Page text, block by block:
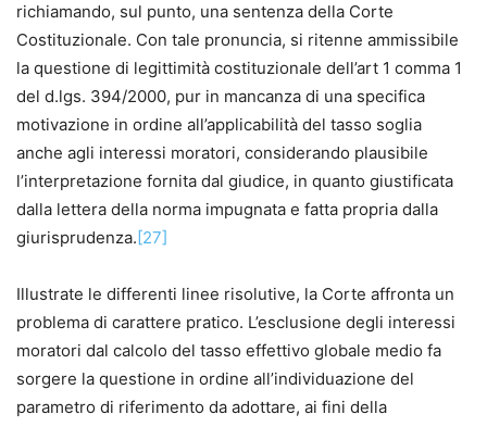
richiamando, sul punto, una sentenza della Corte
Costituzionale. Con tale pronuncia, si ritenne ammissibile
la questione di legittimità costituzionale dell’art 1 comma 1
del d.lgs. 394/2000, pur in mancanza di una specifica
motivazione in ordine all’applicabilità del tasso soglia
anche agli interessi moratori, considerando plausibile
l’interpretazione fornita dal giudice, in quanto giustificata
dalla lettera della norma impugnata e fatta propria dalla
giurisprudenza.[27]
Illustrate le differenti linee risolutive, la Corte affronta un
problema di carattere pratico. L’esclusione degli interessi
moratori dal calcolo del tasso effettivo globale medio fa
sorgere la questione in ordine all’individuazione del
parametro di riferimento da adottare, ai fini della